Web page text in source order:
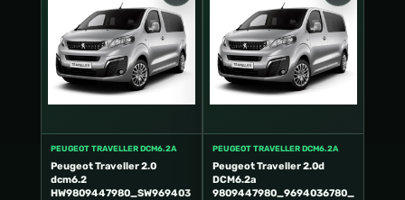
PEUGEOT TRAVELLER DCM6.2A
Peugeot Traveller 2.0
dcm6.2
HW9809447980_SW969403
PEUGEOT TRAVELLER DCM6.2A
Peugeot Traveller 2.0d
DCM6.2a
9809447980_9694036780_